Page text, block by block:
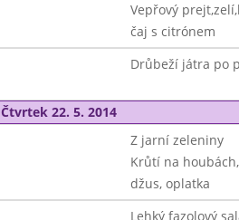
Vepřový
čaj s citrónem
Drůbeží játra po
Čtvrtek 22. 5. 2014
Z jarní zeleniny
Krůtí na
džus, oplatka
Lehký fazolový